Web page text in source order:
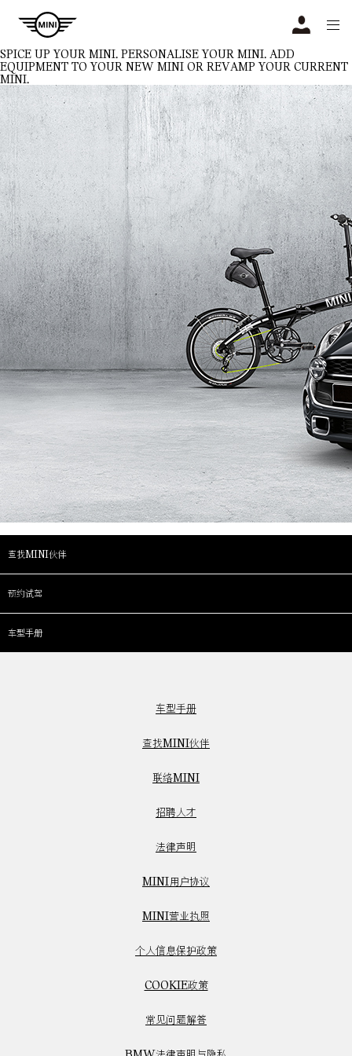
SPICE UP YOUR MINI. PERSONALISE YOUR MINI. ADD
EQUIPMENT TO YOUR NEW MINI OR REVAMP YOUR CURRENT
MINI.
查找MINI伙伴
预约试驾
车型手册
车型手册
查找MINI伙伴
联络MINI
招聘人才
法律声明
MINI用户协议
MINI营业执照
个人信息保护政策
COOKIE政策
常见问题解答